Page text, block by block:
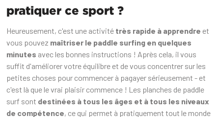
pratiquer ce sport ?
Heureusement, c'est une activité très rapide à apprendre et
vous pouvez maîtriser le paddle surfing en quelques
minutes avec les bonnes instructions ! Après cela, il vous
suffit d'améliorer votre équilibre et de vous concentrer sur les
petites choses pour commencer à pagayer sérieusement - et
c'est là que le vrai plaisir commence ! Les planches de paddle
surf sont destinées à tous les âges et à tous les niveaux
de compétence, ce qui permet à pratiquement tout le monde